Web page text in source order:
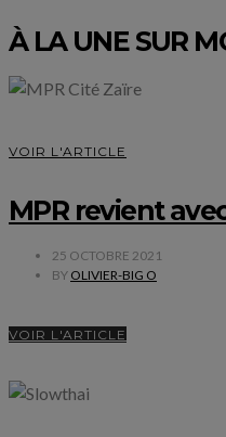
À LA UNE SUR
VOIR L'ARTICLE
MPR revient
25 OCTOBRE 2021
BY OLIVIER-BIG O
VOIR L'ARTICLE